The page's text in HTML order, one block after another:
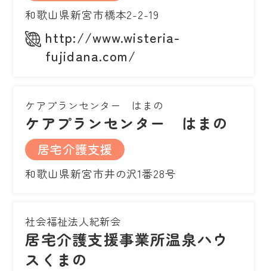
和歌山県新宮市橋本2-2-19
http://www.wisteria-
fujidana.com/
ケアプランセンター はまの
ケアプランセンター はまの
居宅介護支援
和歌山県新宮市井の沢1番28号
社会福祉法人紀新会
居宅介護支援事業所温泉ハウ
スくまの